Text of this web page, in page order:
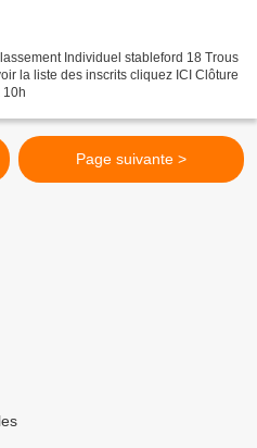
Individuel stableford 18 Trous
la liste des inscrits cliquez ICI Clôture
10h
Page suivante >